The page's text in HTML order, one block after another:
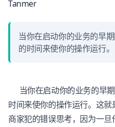
当你在启动你的业务的早
的时间来使你的操作运行。
当你在启动你的业务的早
时间来使你的操作运行。这
商家犯的错误思考，因为一